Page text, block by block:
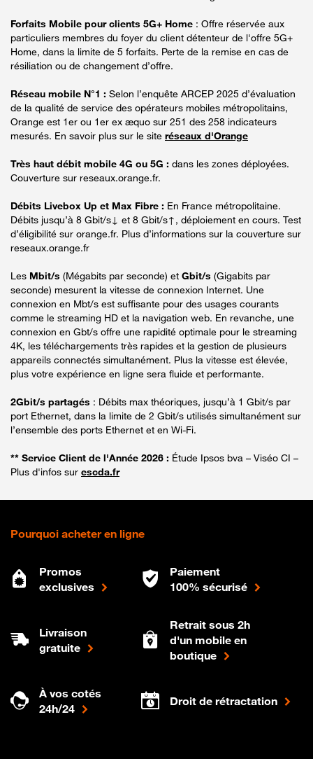
Forfaits Mobile pour clients 5G+ Home : Offre réservée aux
particuliers membres du foyer du client détenteur de l'offre 5G+
Home, dans la limite de 5 forfaits. Perte de la remise en cas de
résiliation ou de changement d’offre.
Réseau mobile N°1 : Selon l’enquête ARCEP 2025 d’évaluation
de la qualité de service des opérateurs mobiles métropolitains,
Orange est 1er ou 1er ex æquo sur 251 des 258 indicateurs
mesurés. En savoir plus sur le site réseaux d'Orange
Très haut débit mobile 4G ou 5G : dans les zones déployées.
Couverture sur reseaux.orange.fr.
Débits Livebox Up et Max Fibre : En France métropolitaine.
Débits jusqu’à 8 Gbit/s↓ et 8 Gbit/s↑, déploiement en cours. Test
d’éligibilité sur orange.fr. Plus d’informations sur la couverture sur
reseaux.orange.fr
Les Mbit/s (Mégabits par seconde) et Gbit/s (Gigabits par
seconde) mesurent la vitesse de connexion Internet. Une
connexion en Mbt/s est suffisante pour des usages courants
comme le streaming HD et la navigation web. En revanche, une
connexion en Gbt/s offre une rapidité optimale pour le streaming
4K, les téléchargements très rapides et la gestion de plusieurs
appareils connectés simultanément. Plus la vitesse est élevée,
plus votre expérience en ligne sera fluide et performante.
2Gbit/s partagés : Débits max théoriques, jusqu’à 1 Gbit/s par
port Ethernet, dans la limite de 2 Gbit/s utilisés simultanément sur
l’ensemble des ports Ethernet et en Wi-Fi.
** Service Client de l'Année 2026 : Étude Ipsos bva – Viséo CI –
Plus d'infos sur escda.fr
Pourquoi acheter en ligne
Promos
exclusives
Paiement
100% sécurisé
Livraison
gratuite
Retrait sous 2h
d'un mobile en
boutique
À vos cotés
24h/24
Droit de rétractation